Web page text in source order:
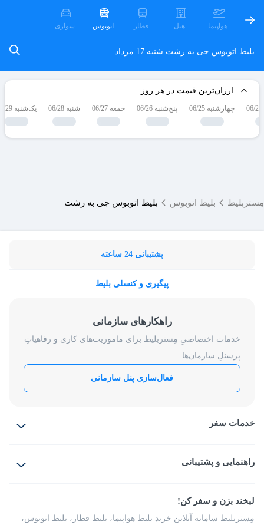
هواپیما هتل قطار اتوبوس سواری
بلیط اتوبوس جی به رشت شنبه 17 مرداد
ارزان‌ترین قیمت در هر روز
چهارشنبه 06/25 پنج‌شنبه 06/26 جمعه 06/27 شنبه 06/28 یک‌شنبه 06/29
مِستربلیط بلیط اتوبوس بلیط اتوبوس جی به رشت
پشتیبانی 24 ساعته
پیگیری و کنسلی بلیط
راهکارهای سازمانی
خدمات اختصاصیِ مِستربلیط برای ماموریت‌های کاری و رفاهیاتِ
پرسنلِ سازمان‌ها
فعال‌سازی پنل سازمانی
خدمات سفر
بلیط قطار
راهنمایی و پشتیبانی
شرایط و مقررات
راهکار سازمانی
فرصت‌های شغلی
لبخند بزن و سفر کن!
مِستربلیط سامانه آنلاین خرید بلیط هواپیما، بلیط قطار، بلیط اتوبوس،